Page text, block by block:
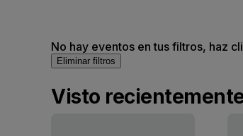
No hay eventos en tus filtros, haz
Eliminar filtros
Visto